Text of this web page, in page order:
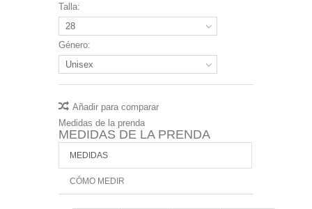
Talla:
28
Género:
Unisex
Añadir para comparar
Medidas de la prenda
MEDIDAS DE LA PRENDA
MEDIDAS
CÓMO MEDIR